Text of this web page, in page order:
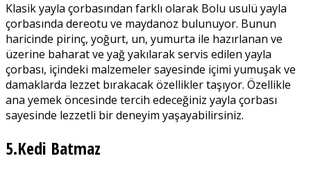
Klasik yayla çorbasından farklı olarak Bolu usulü yayla
çorbasında dereotu ve maydanoz bulunuyor. Bunun
haricinde pirinç, yoğurt, un, yumurta ile hazırlanan ve
üzerine baharat ve yağ yakılarak servis edilen yayla
çorbası, içindeki malzemeler sayesinde içimi yumuşak ve
damaklarda lezzet bırakacak özellikler taşıyor. Özellikle
ana yemek öncesinde tercih edeceğiniz yayla çorbası
sayesinde lezzetli bir deneyim yaşayabilirsiniz.
5.Kedi Batmaz